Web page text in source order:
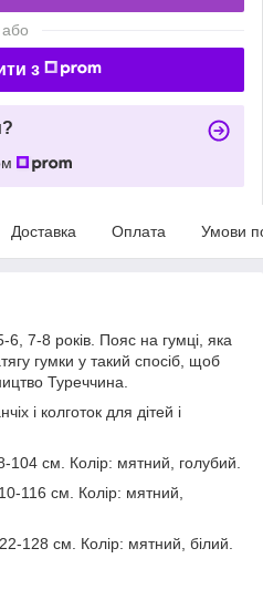
або
з
Доставка Оплата Умови
6, 7-8 років. Пояс на гумці, яка
гумки у такий спосіб, щоб
Туреччина.
і колготок для дітей і
104 см. Колір: мятний, голубий.
116 см. Колір: мятний,
128 см. Колір: мятний, білий.